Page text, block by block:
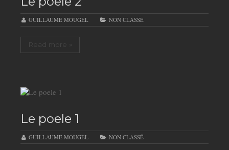
GUILLAUME MOUGEL NON CLASSÉ
Read more »
Le poele 1
GUILLAUME MOUGEL NON CLASSÉ